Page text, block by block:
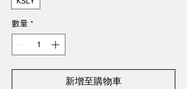
數量 *
新增至購物車